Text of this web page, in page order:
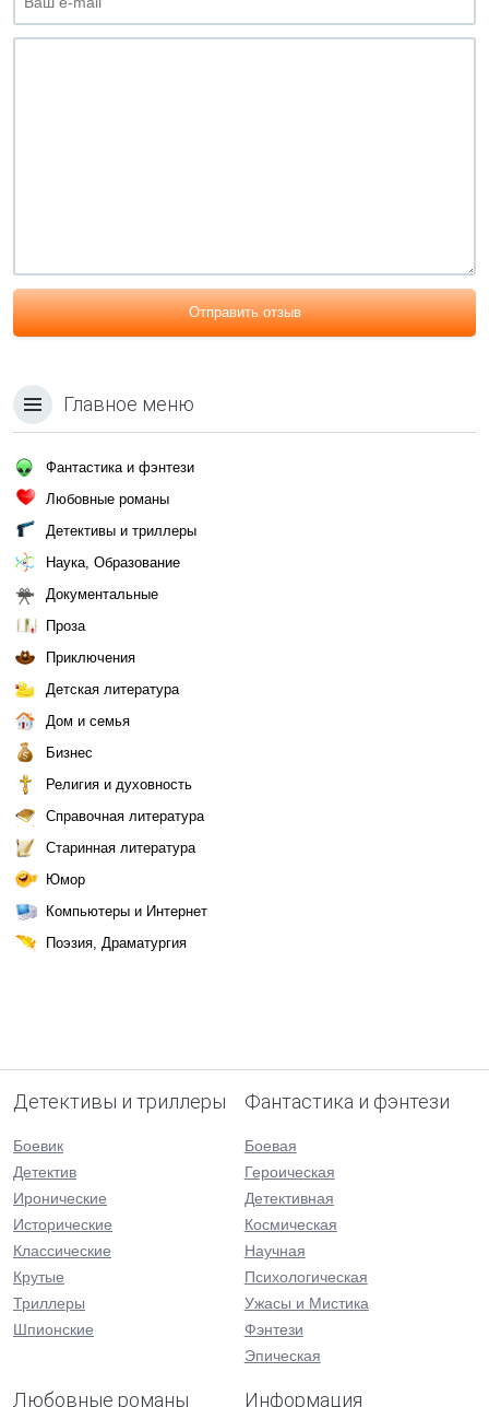
Отправить отзыв
Главное меню
Фантастика и фэнтези
Любовные романы
Детективы и триллеры
Наука, Образование
Документальные
Проза
Приключения
Детская литература
Дом и семья
Бизнес
Религия и духовность
Справочная литература
Старинная литература
Юмор
Компьютеры и Интернет
Поэзия, Драматургия
Детективы и триллеры
Боевик
Детектив
Иронические
Исторические
Классические
Крутые
Триллеры
Шпионские
Фантастика и фэнтези
Боевая
Героическая
Детективная
Космическая
Научная
Психологическая
Ужасы и Мистика
Фэнтези
Эпическая
Любовные романы Информация